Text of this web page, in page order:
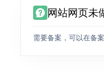
网站网页未
需要备案，可以在备